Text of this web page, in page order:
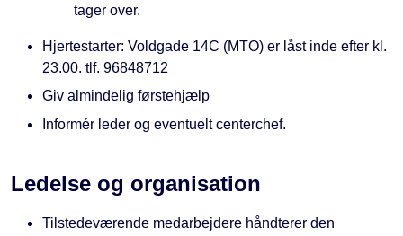
tager over.
Hjertestarter: Voldgade 14C (MTO) er låst inde efter kl.
23.00. tlf. 96848712
Giv almindelig førstehjælp
Informér leder og eventuelt centerchef.
Ledelse og organisation
Tilstedeværende medarbejdere håndterer den